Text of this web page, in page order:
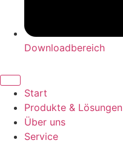
Downloadbereich
Start
Produkte & Lösungen
Über uns
Service